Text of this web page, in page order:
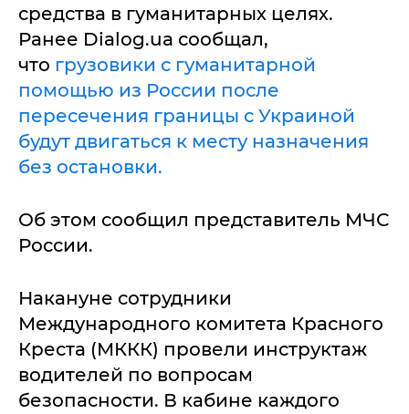
средства в гуманитарных целях.
Ранее Dialog.ua сообщал,
что грузовики с гуманитарной
помощью из России после
пересечения границы с Украиной
будут двигаться к месту назначения
без остановки.
Об этом сообщил представитель МЧС
России.
Накануне сотрудники
Международного комитета Красного
Креста (МККК) провели инструктаж
водителей по вопросам
безопасности. В кабине каждого